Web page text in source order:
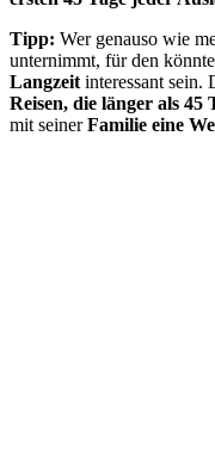
Tipp: Wer genauso wie
unternimmt, für den
Langzeit interessant sein.
Reisen, die länger als 45
mit seinerFamilie eine